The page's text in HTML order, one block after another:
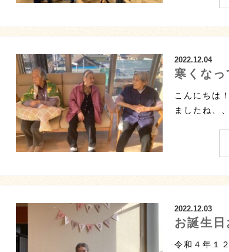
2022.12.04
寒くな
こんにちは
ましたね、
2022.12.03
お誕生日
令和４年１